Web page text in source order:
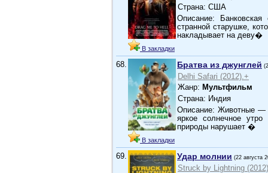
В закладки
Страна: США
Описание:
странной старушке,
накладывает на деву�
68.
В закладки
Братва из джунглей
Delhi Safari (2012).+
Жанр: Мультфильм
Страна: Индия
Описание: Животные —
яркое солнечное
природы нарушает �
69. Удар молнии (22 августа
Struck by Lightning